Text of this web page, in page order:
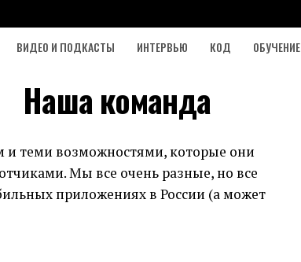
ВИДЕО И ПОДКАСТЫ ИНТЕРВЬЮ КОД ОБУЧЕНИЕ
Наша команда
теми возможностями, которые они
Мы все очень разные, но все
приложениях в России (а может